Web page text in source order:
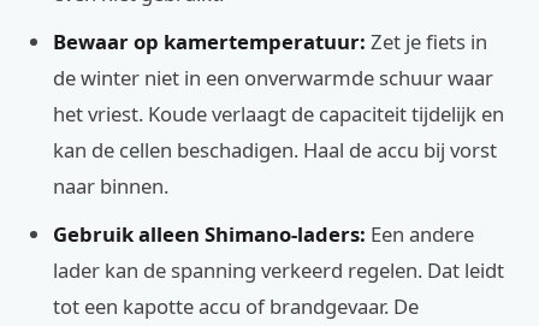
Bewaar op kamertemperatuur: Zet je fiets in
de winter niet in een onverwarmde schuur waar
het vriest. Koude verlaagt de capaciteit tijdelijk en
kan de cellen beschadigen. Haal de accu bij vorst
naar binnen.
Gebruik alleen Shimano-laders: Een andere
lader kan de spanning verkeerd regelen. Dat leidt
tot een kapotte accu of brandgevaar. De